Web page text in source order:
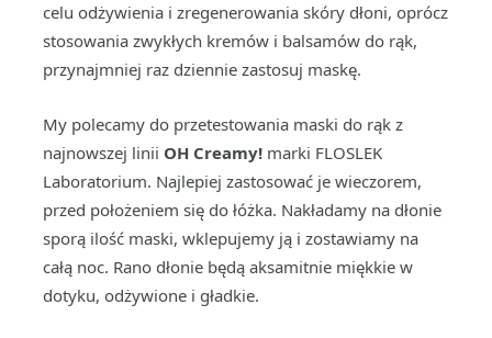
celu odżywienia i zregenerowania skóry dłoni, oprócz
stosowania zwykłych kremów i balsamów do rąk,
przynajmniej raz dziennie zastosuj maskę.
My polecamy do przetestowania maski do rąk z
najnowszej linii OH Creamy! marki FLOSLEK
Laboratorium. Najlepiej zastosować je wieczorem,
przed położeniem się do łóżka. Nakładamy na dłonie
sporą ilość maski, wklepujemy ją i zostawiamy na
całą noc. Rano dłonie będą aksamitnie miękkie w
dotyku, odżywione i gładkie.